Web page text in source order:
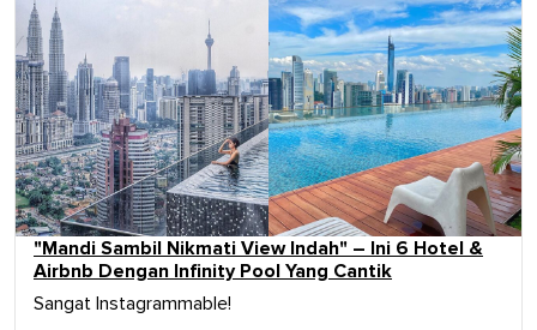
"Mandi Sambil Nikmati View Indah" – Ini 6 Hotel &
Airbnb Dengan Infinity Pool Yang Cantik
Sangat Instagrammable!